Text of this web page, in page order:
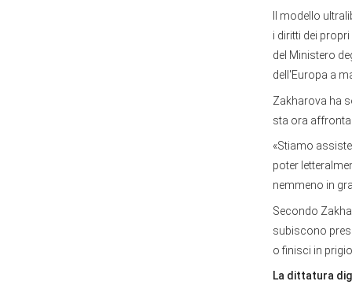
Il modello
i diritti dei
del Ministero
dell'Europa a
Zakharova ha
sta ora
«Stiamo
poter
nemmeno in
Secondo
subiscono
o finisci in
La dittatura